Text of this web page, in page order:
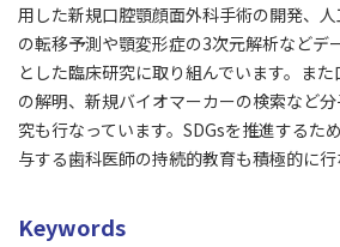
用した新規口腔顎顔面外科手術の開発、
の転移予測や顎変形症の3次元解析などデ
とした臨床研究に取り組んでいます。ま
の解明、新規バイオマーカーの検索など
究も行なっています。SDGsを推進するた
与する歯科医師の持続的教育も積極的に行
Keywords